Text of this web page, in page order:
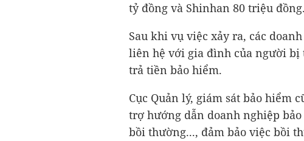
tỷ đồng và Shinhan 80 triệu đồng.
Sau khi vụ việc xảy ra, các
liên hệ với gia đình của người
trả tiền bảo hiểm.
Cục Quản lý, giám sát bảo hiểm
trợ hướng dẫn doanh nghiệp
bồi thường..., đảm bảo việc bồi